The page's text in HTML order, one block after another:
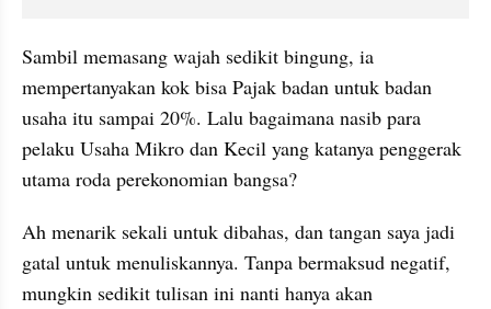
Sambil memasang wajah sedikit bingung, ia
mempertanyakan kok bisa Pajak badan untuk badan
usaha itu sampai 20%. Lalu bagaimana nasib para
pelaku Usaha Mikro dan Kecil yang katanya penggerak
utama roda perekonomian bangsa?
Ah menarik sekali untuk dibahas, dan tangan saya jadi
gatal untuk menuliskannya. Tanpa bermaksud negatif,
mungkin sedikit tulisan ini nanti hanya akan